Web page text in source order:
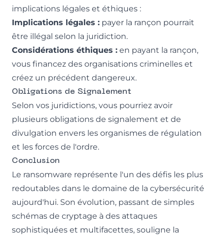
implications légales et éthiques :
Implications légales : payer la rançon pourrait
être illégal selon la juridiction.
Considérations éthiques : en payant la rançon,
vous financez des organisations criminelles et
créez un précédent dangereux.
Obligations de Signalement
Selon vos juridictions, vous pourriez avoir
plusieurs obligations de signalement et de
divulgation envers les organismes de régulation
et les forces de l'ordre.
Conclusion
Le ransomware représente l'un des défis les plus
redoutables dans le domaine de la cybersécurité
aujourd'hui. Son évolution, passant de simples
schémas de cryptage à des attaques
sophistiquées et multifacettes, souligne la